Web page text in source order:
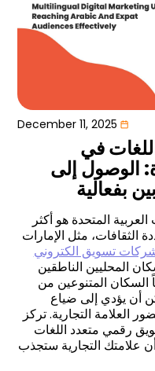
December 11, 2025
في
الوصول إلى
بفعالية
المتحدة هو أكثر
مثل الإمارات
تسويق الكتروني
المحليين الناطقين
السكان المتنوعين من
أن يؤدي إلى ضياع
العلامة التجارية. تركز
رقمي متعدد اللغات
علامتك التجارية ستجذب